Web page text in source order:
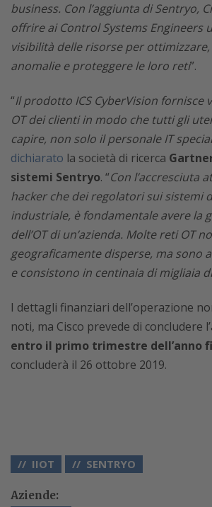
business. Con l’aggiunta di Sentryo,
offrire ai Control Systems Engineers
visibilità delle risorse per
anomalie e proteggere le loro reti”.
“Il prodotto ICS CyberVision fornisce
OT dei clienti in modo che tutti gli
capire, non solo il personale IT
dichiarato la società di ricerca
sistemi Sentryo. “Con l’accresciuta
hacker che dei regolatori sui sistemi
industriale, è fondamentale avere la
dell’OT di un’azienda. Molte reti OT
geograficamente disperse, ma sono
e consistono in centinaia di migliaia
I dettagli finanziari dell’operazione
noti, ma Cisco prevede di concludere
entro il primo trimestre dell’anno
concluderà il 26 ottobre 2019.
IIOT SENTRYO
Aziende: